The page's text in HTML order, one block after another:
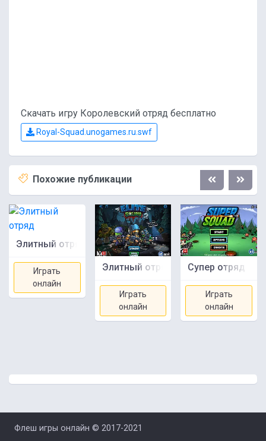
Скачать игру Королевский отряд бесплатно
Royal-Squad.unogames.ru.swf
Похожие публикации
Элитный отряд
Играть
онлайн
Элитный отряд 2
Играть
онлайн
Супер отряд
Играть
онлайн
Флеш игры онлайн © 2017-2021